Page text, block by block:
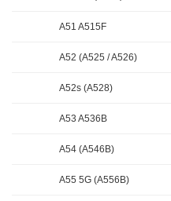
A51 A515F
A52 (A525 / A526)
A52s (A528)
A53 A536B
A54 (A546B)
A55 5G (A556B)